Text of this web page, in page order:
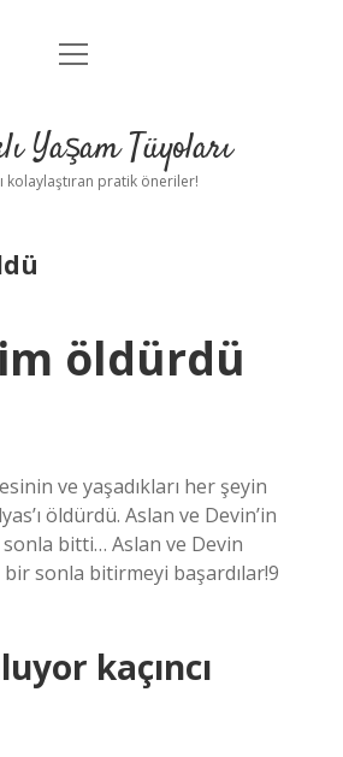
Anasayfa
Yasal Uyarı
menüyü
Yaşam Tüyoları
kolaylaştıran pratik öneriler!
öldürdü
ve yaşadıkları her şeyin
öldürdü. Aslan ve Devin’in
bitti… Aslan ve Devin
sonla bitirmeyi başardılar!9
kaçıncı